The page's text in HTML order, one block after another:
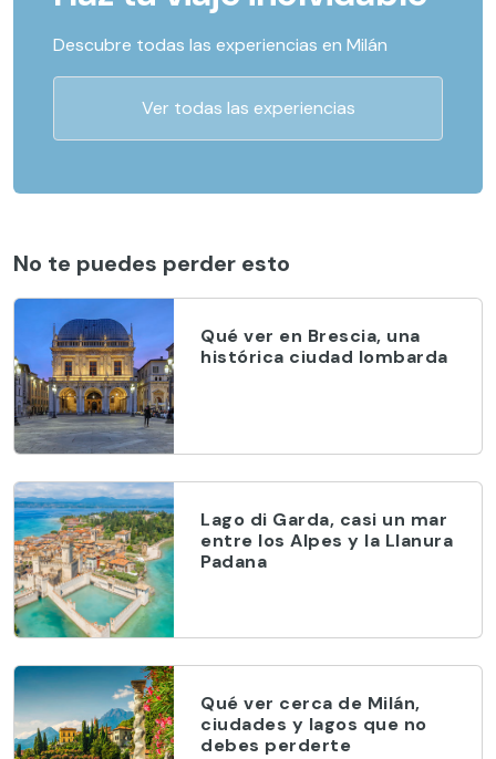
Descubre todas las experiencias en Milán
Ver todas las experiencias
No te puedes perder esto
Qué ver en Brescia, una
histórica ciudad lombarda
Lago di Garda, casi un mar
entre los Alpes y la Llanura
Padana
Qué ver cerca de Milán,
ciudades y lagos que no
debes perderte